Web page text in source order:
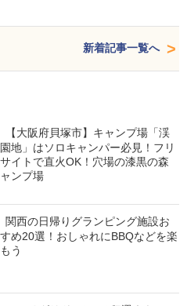
新着記事一覧へ
【大阪府貝塚市】キャンプ場「渓
地」はソロキャンパー必見！フリ
イトで直火OK！穴場の漆黒の森
ンプ場
関西の日帰りグランピング施設お
め20選！おしゃれにBBQなどを楽
う